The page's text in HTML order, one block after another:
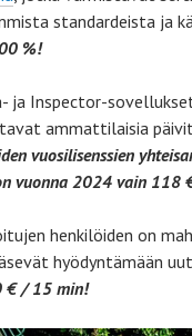
standardeista ja
%!
ja Inspector-
ammattilaisia
vuosilisenssien
vuonna 2024 vain 118
henkilöiden on
hyödyntämään
€ / 15 min!